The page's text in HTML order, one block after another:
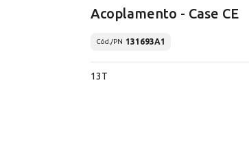
Acoplamento - Case CE
Cód./PN 131693A1
13T